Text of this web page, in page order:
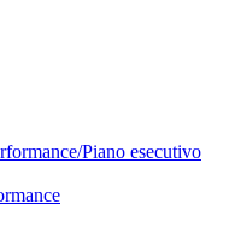
Piano esecutivo